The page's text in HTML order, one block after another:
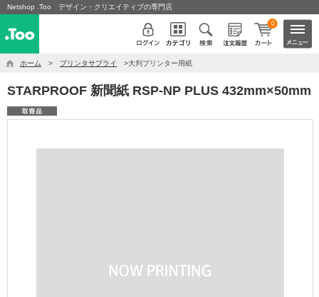
Netshop .Too デザイン・クリエイティブの専門店
0
ホーム > プリンタサプライ >大判プリンター用紙
STARPROOF 新聞紙 RSP-NP PLUS 432mm×50mm